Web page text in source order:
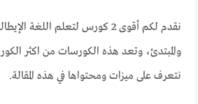
نقدم لكم أقوى 2 كورس لتعلم اللغة
والمبتدئ، وتعد هذه الكورسات من اكثر
نتعرف على ميزات ومحتواها في هذه المقالة.